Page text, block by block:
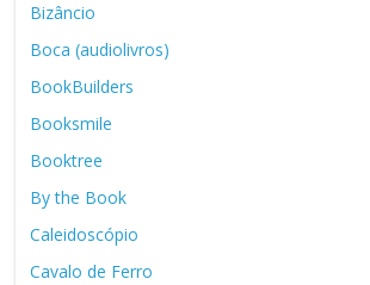
Bizâncio
Boca (audiolivros)
BookBuilders
Booksmile
Booktree
By the Book
Caleidoscópio
Cavalo de Ferro